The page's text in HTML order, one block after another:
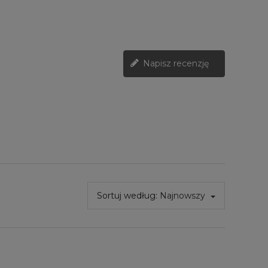
Napisz recenzję
Sortuj według: Najnowszy